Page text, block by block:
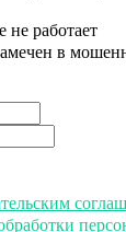
работает
в